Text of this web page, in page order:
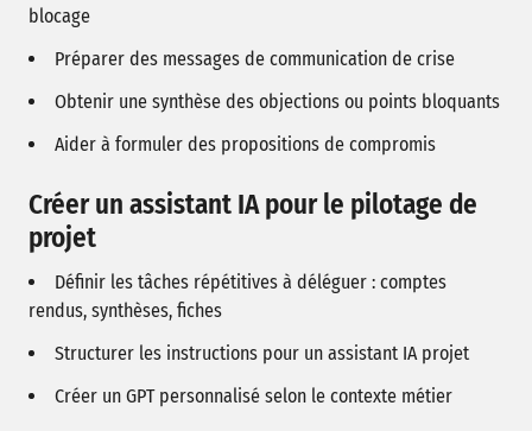
blocage
Préparer des messages de communication de crise
Obtenir une synthèse des objections ou points bloquants
Aider à formuler des propositions de compromis
Créer un assistant IA pour le pilotage de
projet
Définir les tâches répétitives à déléguer : comptes
rendus, synthèses, fiches
Structurer les instructions pour un assistant IA projet
Créer un GPT personnalisé selon le contexte métier